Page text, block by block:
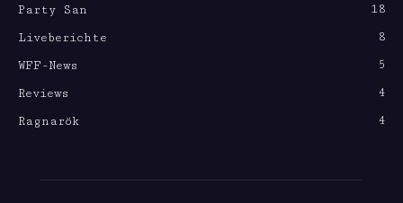
Party San
18
Liveberichte
8
WFF-News
5
Reviews
4
Ragnarök
4